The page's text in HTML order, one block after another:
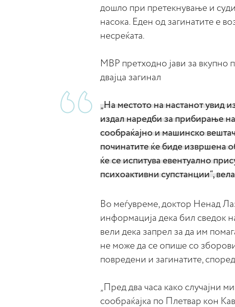
дошло при претекнување и
насока. Еден од загинатите е
несреќата.
МВР претходно јави за вкупно
двајца загинал
„На местото на настанот увид
издал наредби за прибирање на
сообраќајно и машинско
починатите ќе биде извршена
ќе се испитува евентуално
психоактивни супстанции“,
Во меѓувреме, доктор Ненад
информација дека бил сведок
вели дека запрел за да им
не може да се опише со
повредени и загинатите,
„Пред два часа како случајни
сообраќајка по Плетвар кон